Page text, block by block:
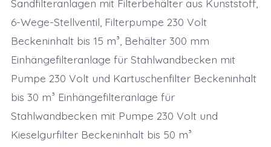
Sandfilteranlagen mit Filterbehälter aus Kunststoff,
6-Wege-Stellventil, Filterpumpe 230 Volt
Beckeninhalt bis 15 m³, Behälter 300 mm
Einhängefilteranlage für Stahlwandbecken mit
Pumpe 230 Volt und Kartuschenfilter Beckeninhalt
bis 30 m³ Einhängefilteranlage für
Stahlwandbecken mit Pumpe 230 Volt und
Kieselgurfilter Beckeninhalt bis 50 m³